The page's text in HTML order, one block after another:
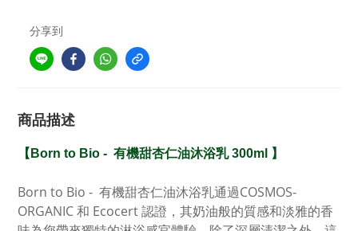
分享到
商品描述
【 Born to Bio - 有機甜杏仁油沐浴乳 300m l 】
Born to Bio - 有機甜杏仁油沐浴乳通過COSMOS-
ORGANIC 和 Ecocert 認證， 其奶油般的質感和淡雅的香